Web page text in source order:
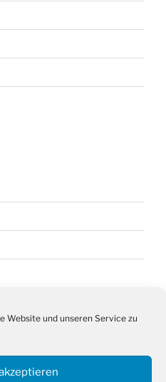
Website und unseren Service zu